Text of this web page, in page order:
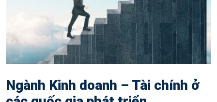
Ngành Kinh doanh – Tài chính ở